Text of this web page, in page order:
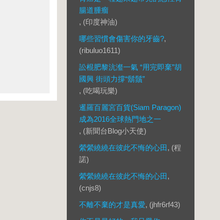
腸道腫瘤
, (印度神油)
哪些習慣會傷害你的牙齒?,
(ribuluo1611)
訟棍肥黎沆瀣一氣 “用完即棄”胡
國興 街頭力撐“鬍鬚”
, (吃喝玩樂)
暹羅百麗宮百貨(Siam Paragon)
成為2016全球熱門地之一
, (新聞台Blog小天使)
縈縈繞繞在彼此不悔的心田, (程
諾)
縈縈繞繞在彼此不悔的心田,
(cnjs8)
不離不棄的才是真愛, (jhfr6rf43)